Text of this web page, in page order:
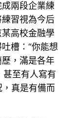
兩段企業練
習視為今后
高校金融學
槽：“你能想
，滿是各年
至有人寫有
真是有備而